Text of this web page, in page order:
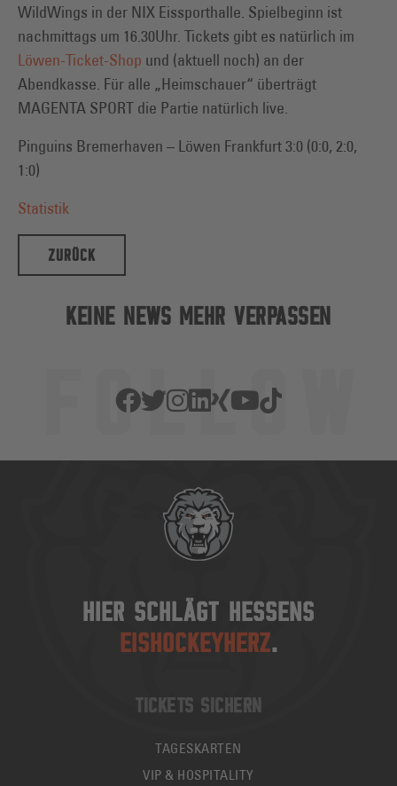
WildWings in der NIX Eissporthalle. Spielbeginn ist
nachmittags um 16.30Uhr. Tickets gibt es natürlich im
Löwen-Ticket-Shop und (aktuell noch) an der
Abendkasse. Für alle „Heimschauer“ überträgt
MAGENTA SPORT die Partie natürlich live.
Pinguins Bremerhaven – Löwen Frankfurt 3:0 (0:0, 2:0,
1:0)
Statistik
ZURÜCK
KEINE NEWS MEHR VERPASSEN
HIER SCHLÄGT HESSENS
EISHOCKEYHERZ.
TICKETS SICHERN
TAGESKARTEN
VIP & HOSPITALITY